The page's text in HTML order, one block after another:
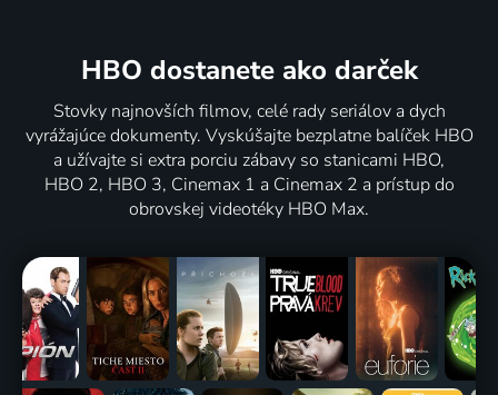
HBO dostanete ako darček
Stovky najnovších filmov, celé rady seriálov a dych
vyrážajúce dokumenty. Vyskúšajte bezplatne balíček HBO
a užívajte si extra porciu zábavy so stanicami HBO,
HBO 2, HBO 3, Cinemax 1 a Cinemax 2 a prístup do
obrovskej videotéky HBO Max.